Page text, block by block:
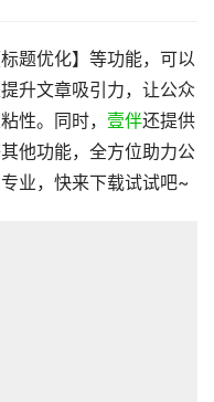
题优化】等功能，可以
升文章吸引力，让公众
性。同时， 壹伴还提供
他功能，全方位助力公
业，快来下载试试吧~